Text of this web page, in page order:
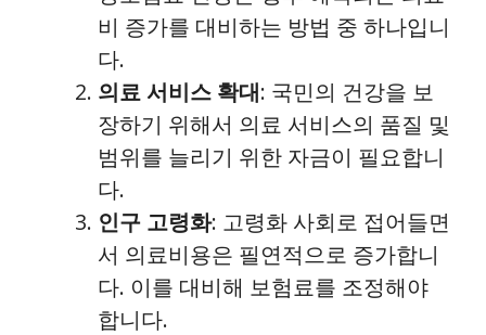
비 증가를 대비하는 방법 중 하나입니
다.
의료 서비스 확대: 국민의 건강을 보
장하기 위해서 의료 서비스의 품질 및
범위를 늘리기 위한 자금이 필요합니
다.
인구 고령화: 고령화 사회로 접어들면
서 의료비용은 필연적으로 증가합니
다. 이를 대비해 보험료를 조정해야
합니다.